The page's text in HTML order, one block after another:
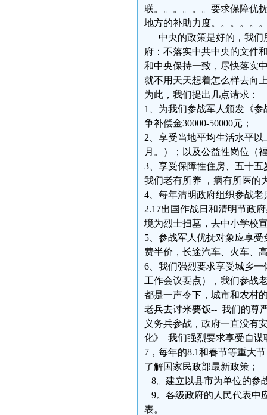
联。。。。。。要求保障优
地方的补助力度。。。。。
中央的政策是好的，我们
府：不落实中共中央的文件
和中央保持一致，尽快落实
就不用天天想着怎么样去向
为此，我们提出几点请求：
1、为我们参战军人颁发《
争补偿金30000-50000元；
2、享受当地平均生活水平
月。）；以及公益性岗位（
3、享受保障性住房、五十
我们老有所养 ，病有所医的
4、每年清明政府组织参战老
2.17出国作战日和清明节政
境为烈士扫墓，去中小学校
5、参战军人优抚对象应享
费半价，长途汽车、火车、
6、我们强烈要求享受城乡一
工作会议要点），我们参战
都是一声令下，城市和农村
老兵去讨米要饭-- 我们的尊
义务兵参战，政府一直没有
化》 我们强烈要求享受自谋
7，每年的8.1和春节等重大
了解国家民政部最新政策；
8。建立以县市为单位的参
9。各级政府的人民代表中
表。 .10。请求我们